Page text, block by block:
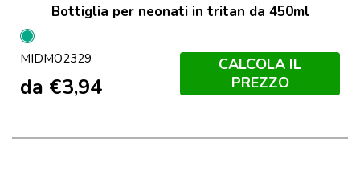
Bottiglia per neonati in tritan da 450ml
Verde
Menta
MIDMO2329
da €3,94
CALCOLA IL
PREZZO